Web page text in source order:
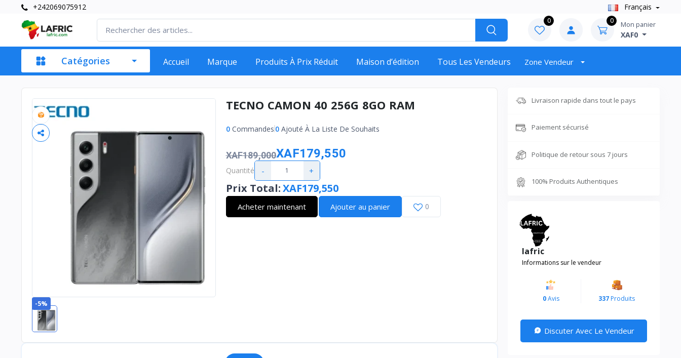
+242069075912 Français
0 0 Mon panier
XAF0
Catégories Accueil Marque Produits À Prix Réduit Maison d’édition Tous Les Vendeurs Zone Vendeur
-5%
TECNO CAMON 40 256G 8GO RAM
0Commandes 0Ajouté À La Liste De Souhaits
XAF189,000XAF179,550
Quantité - +
Prix Total:XAF179,550
Acheter maintenant Ajouter au panier 0
Livraison rapide dans tout le pays
Paiement sécurisé
Politique de retour sous 7 jours
100% Produits Authentiques
lafric
Informations sur le vendeur
0Avis 337 Produits
Discuter Avec Le Vendeur